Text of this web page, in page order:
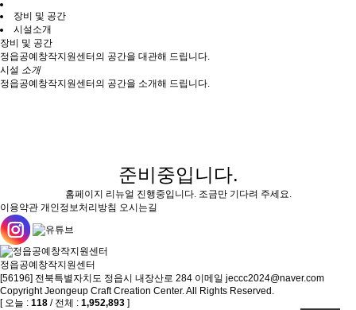
장비 및 공간
시설소개
장비 및 공간
정읍공예창작지원센터의 공간을 대관해 드립니다.
시설 소개
정읍공예창작지원센터의 공간을 소개해 드립니다.
준비중입니다.
홈페이지 리뉴얼 진행중입니다. 조금만 기다려 주세요.
이용약관 개인정보처리방침 오시는길
정읍공예창작지원센터
[56196] 전북특별자치도 정읍시 내장산로 284 이메일 jeccc2024@naver.com
Copyright Jeongeup Craft Creation Center. All Rights Reserved.
[ 오늘 : 118 / 전체 : 1,952,893 ]